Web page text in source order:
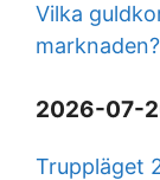
Vilka
marknaden?
2026-07-
Truppläget